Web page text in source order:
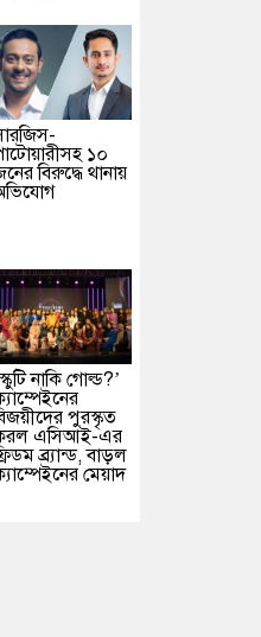
১০
বিরুদ্ধে থানায়
নাকি গোল্ড?’
পুরস্কৃত
এসিআই-এর
ব্র্যান্ড, বাড়ল
মেয়াদ